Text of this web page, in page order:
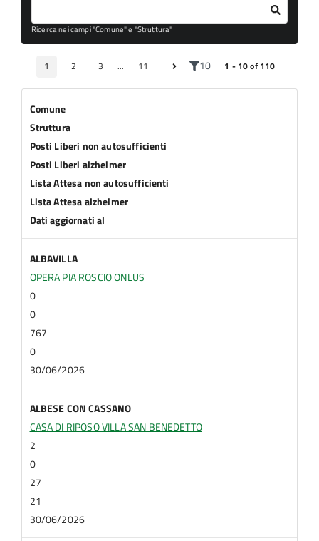
Ricerca nei campi "Comune" e "Struttura"
1 2 3 ... 11 10 1 - 10 of 110
Comune
Struttura
Posti Liberi non autosufficienti
Posti Liberi alzheimer
Lista Attesa non autosufficienti
Lista Attesa alzheimer
Dati aggiornati al
ALBAVILLA
OPERA PIA ROSCIO ONLUS
0
0
767
0
30/06/2026
ALBESE CON CASSANO
CASA DI RIPOSO VILLA SAN BENEDETTO
2
0
27
21
30/06/2026